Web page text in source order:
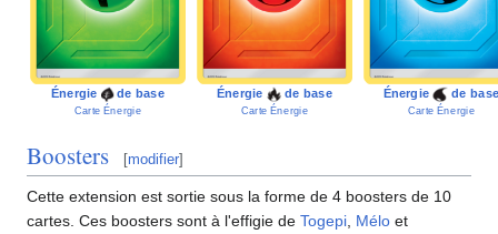
Énergie de base
Carte Énergie
Énergie de base
Carte Énergie
Énergie de
Carte Énergie
Boosters [modifier]
Cette extension est sortie sous la forme de 4 boosters de 10
cartes. Ces boosters sont à l'effigie de Togepi Mélo et